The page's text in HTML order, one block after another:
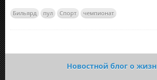
Бильярд пул Спорт чемпионат
Новостной блог о